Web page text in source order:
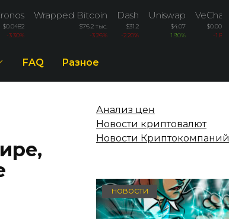
$0.0482
-3.30%
Wrapped Bitcoin
$76.2 тыс.
-3.26%
Dash
$31.2
-2.20%
Uniswap
$4.07
1.90%
VeChain
$0.00471
-1.80%
FAQ Разное
Анализ цен
Новости криптовалют
Новости Криптокомпаний
НОВОСТИ